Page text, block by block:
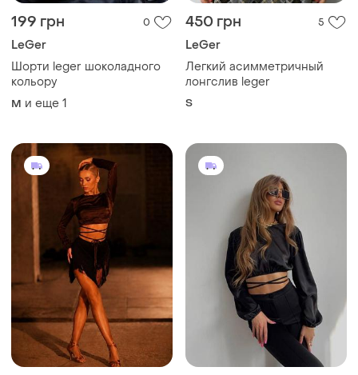
199 грн 0
LeGer
Шорти leger шоколадного
кольору
M и еще 1
450 грн 5
LeGer
Легкий асимметричный
лонгслив leger
S